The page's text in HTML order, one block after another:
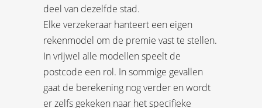
deel van dezelfde stad.
Elke verzekeraar hanteert een eigen
rekenmodel om de premie vast te stellen.
In vrijwel alle modellen speelt de
postcode een rol. In sommige gevallen
gaat de berekening nog verder en wordt
er zelfs gekeken naar het specifieke